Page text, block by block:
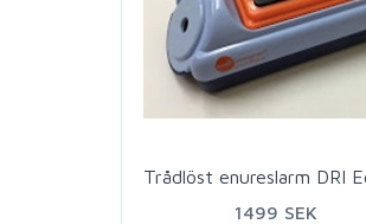
1499 SEK